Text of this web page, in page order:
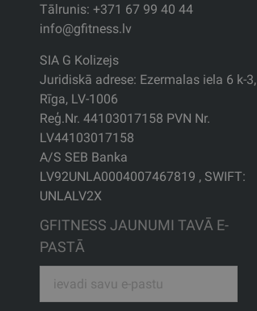
Tālrunis: +371 67 99 40 44
info@gfitness.lv
SIA G Kolizejs
Juridiskā adrese: Ezermalas iela 6 k-3,
Rīga, LV-1006
Reģ.Nr. 44103017158 PVN Nr.
LV44103017158
A/S SEB Banka
LV92UNLA0004007467819 , SWIFT:
UNLALV2X
GFITNESS JAUNUMI TAVĀ E-
PASTĀ